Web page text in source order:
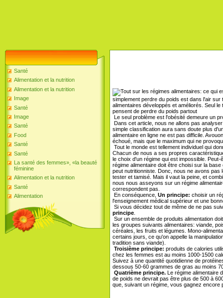
Santé
Alimentation et la nutrition
Alimentation et la nutrition
Image
Santé
Image
Santé
Food
Santé
Santé
La santé des femmes», «la beauté
féminine
Alimentation et la nutrition
Santé
Alimentation
simplement perdre du poids est dans l'air
alimentaires développés et améliorés. Seul
pensent de perdre du poids partout
Le seul problème est l'obésité demeure un
Dans cet article, nous ne allons pas
simple classification aura sans doute plus
alimentaire en ligne ne est pas difficile.
échoué, mais que le maximum qui ne
Tout le monde est tellement individuel qui
Chacun de nous a ses propres
le choix d'un régime qui est impossible.
régime alimentaire doit être choisi sur la
peut nutritionniste. Donc, nous ne avons pas
tester et tamisé. Mais il vaut la peine, et
nous nous asseyons sur un régime
correspondent pas.
En conséquence, Un principe: choisir un
l'enseignement médical supérieur et une
Si vous décidez tout de même de ne pas
principe
Sur un ensemble de produits alimentation
les groupes suivants alimentaires: viande,
céréales, les fruits et légumes. Mono-
certains jours, ce qu'on appelle la
tradition sans viande).
Troisième principe: produits de calories
chez les femmes est au moins 1000-1500
Suivez à une quantité quotidienne de
dessous 50-60 grammes de gras au moins
Quatrième principe. Le régime alimentaire
de poids ne devrait pas être plus de 500 à
que, suivant un régime, vous gagnez encore